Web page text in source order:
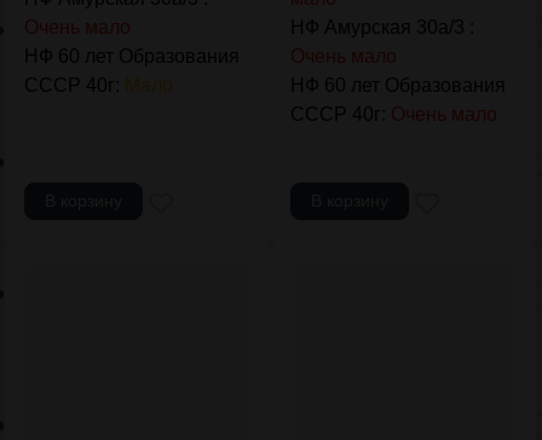
Очень мало
НФ 60 лет Образования
СССР 40г: Мало
НФ Амурская 30а/3 :
Очень мало
НФ 60 лет Образования
СССР 40г: Очень мало